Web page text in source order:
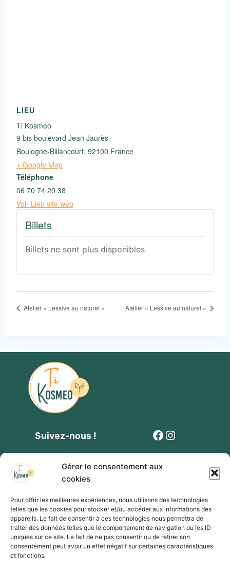
Gérer le consentement aux
cookies
Pour offrir les meilleures expériences, nous utilisons des technologies
telles que les cookies pour stocker et/ou accéder aux informations des
appareils. Le fait de consentir à ces technologies nous permettra de
traiter des données telles que le comportement de navigation ou les ID
uniques sur ce site. Le fait de ne pas consentir ou de retirer son
consentement peut avoir un effet négatif sur certaines caractéristiques
et fonctions.
LIEU
Ti Kosmeo
9 bis boulevard Jean Jaurès
Boulogne-Billancourt, 92100 France
+ Google Map
Téléphone
06 70 74 20 38
Voir Lieu site web
Billets
Billets ne sont plus disponibles
Atelier « Lessive au naturel » Atelier « Lessive au naturel »
Suivez-nous ! Facebook
Instagram
Contact Politique de cookies
Mentions légales
Conditions générales de vente et de participation
Formulaire privatisation évènement